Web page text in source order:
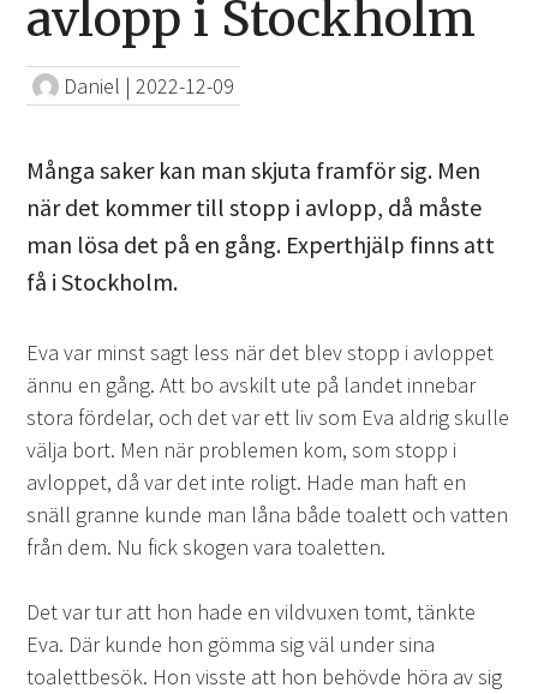
avlopp i Stockholm
Daniel |2022-12-09
Många saker kan man skjuta framför sig. Men
när det kommer till stopp i avlopp, då måste
man lösa det på en gång. Experthjälp finns att
få i Stockholm.
Eva var minst sagt less när det blev stopp i avloppet
ännu en gång. Att bo avskilt ute på landet innebar
stora fördelar, och det var ett liv som Eva aldrig skulle
välja bort. Men när problemen kom, som stopp i
avloppet, då var det inte roligt. Hade man haft en
snäll granne kunde man låna både toalett och vatten
från dem. Nu fick skogen vara toaletten.
Det var tur att hon hade en vildvuxen tomt, tänkte
Eva. Där kunde hon gömma sig väl under sina
toalettbesök. Hon visste att hon behövde höra av sig